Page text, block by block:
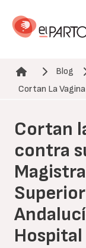
contenido
Ruta de navegación
Blog
Cortan La
Cortan
contra